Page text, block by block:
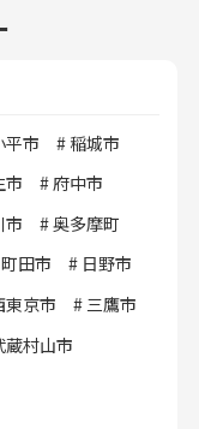
平市
稲城市
市
府中市
市
奥多摩町
町田市
日野市
東京市
三鷹市
蔵村山市